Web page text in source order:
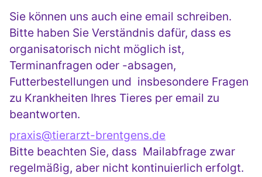
Sie können uns auch eine email schreiben.
Bitte haben Sie Verständnis dafür, dass es
organisatorisch nicht möglich ist,
Terminanfragen oder -absagen,
Futterbestellungen und insbesondere Fragen
zu Krankheiten Ihres Tieres per email zu
beantworten.
praxis@tierarzt-brentgens.de
Bitte beachten Sie, dass Mailabfrage zwar
regelmäßig, aber nicht kontinuierlich erfolgt.